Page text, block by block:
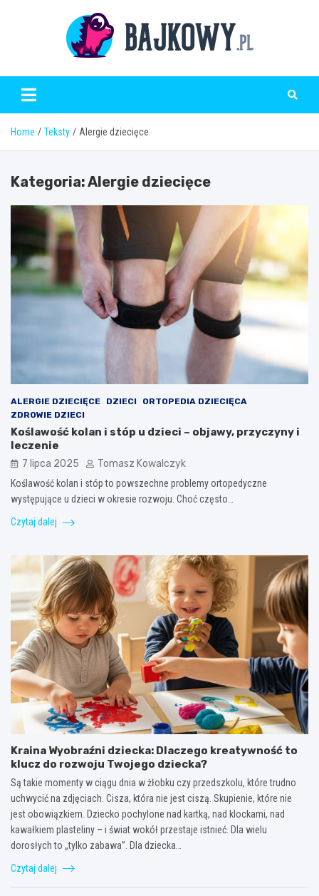
Bajkowy.pl
Home Teksty Alergie dziecięce
Kategoria:Alergie dziecięce
ALERGIE DZIECIĘCE DZIECI
ORTOPEDIA DZIECIĘCA
ZDROWIE DZIECI
Koślawość kolan i stóp u dzieci – objawy, przyczyny i
leczenie
7 lipca 2025 Tomasz Kowalczyk
Koślawość kolan i stóp to powszechne problemy ortopedyczne
występujące u dzieci w okresie rozwoju. Choć często…
Czytaj dalej
Kraina Wyobraźni dziecka: Dlaczego kreatywność to
klucz do rozwoju Twojego dziecka?
Są takie momenty w ciągu dnia w żłobku czy przedszkolu, które trudno
uchwycić na zdjęciach. Cisza, która nie jest ciszą. Skupienie, które nie
jest obowiązkiem. Dziecko pochylone nad kartką, nad klockami, nad
kawałkiem plasteliny – i świat wokół przestaje istnieć. Dla wielu
dorosłych to „tylko zabawa”. Dla dziecka…
Czytaj dalej